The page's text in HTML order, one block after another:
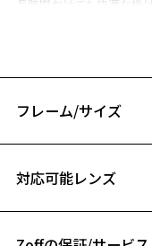
長時間かけても快適な掛
※柄や色味の出方に個体
ビジネス ページをみる
※アウトレット商品は、
ズ、汚れなどがあるB級
フレーム/サイズ
対応可能レンズ